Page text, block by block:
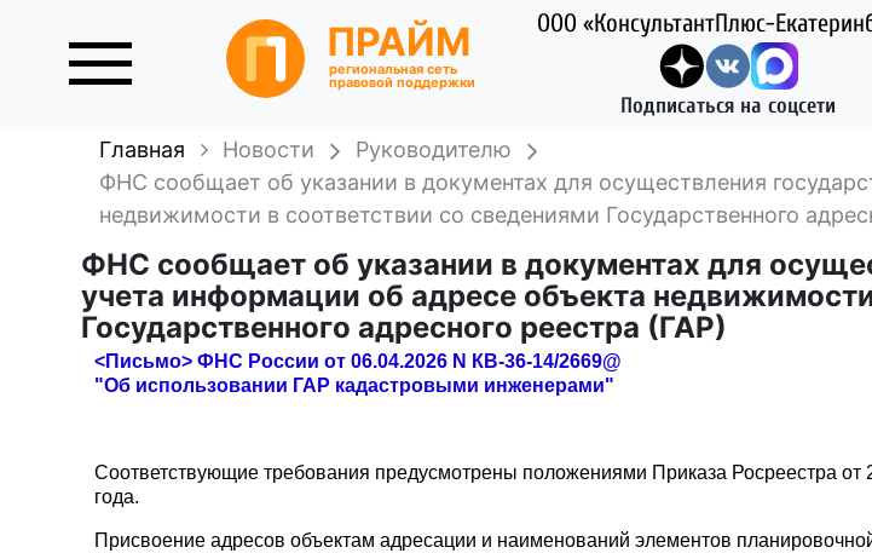
ПРАЙМ
региональная сеть
правовой поддержки
ООО «КонсультантПлюс-
Подписаться на соцсети
Главная Новости
Руководителю
ФНС сообщает об указании в документах для осуществления
недвижимости в соответствии со сведениями Государственного
ФНС сообщает об указании в документах для
учета информации об адресе объекта
Государственного адресного реестра (ГАР)
<Письмо> ФНС России от 06.04.2026 N КВ-36-14/2669@
"Об использовании ГАР кадастровыми инженерами"
Соответствующие требования предусмотрены положениями Приказа Росреестра
года.
Присвоение адресов объектам адресации и наименований элементов